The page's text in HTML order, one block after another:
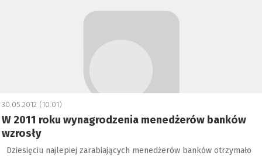
30.05.2012 (10:01)
W 2011 roku wynagrodzenia menedżerów banków
wzrosły
Dziesięciu najlepiej zarabiających menedżerów banków otrzymało